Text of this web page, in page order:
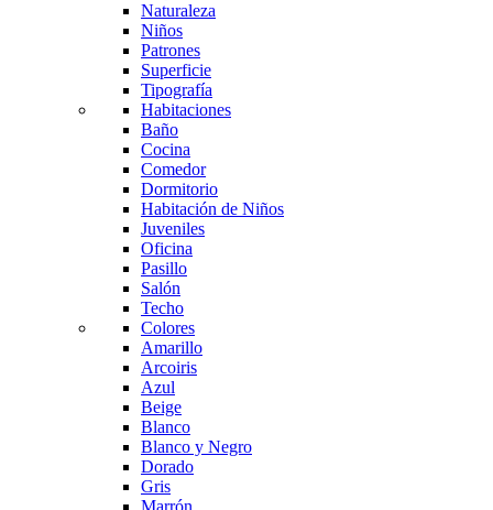
Naturaleza
Niños
Patrones
Superficie
Tipografía
Habitaciones
Baño
Cocina
Comedor
Dormitorio
Habitación de Niños
Juveniles
Oficina
Pasillo
Salón
Techo
Colores
Amarillo
Arcoiris
Azul
Beige
Blanco
Blanco y Negro
Dorado
Gris
Marrón